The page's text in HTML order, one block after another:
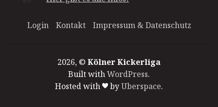
Login Kontakt Impressum & Datenschutz
2026, © Kölner Kickerliga
Built withWordPress.
Hosted with
byUberspace.